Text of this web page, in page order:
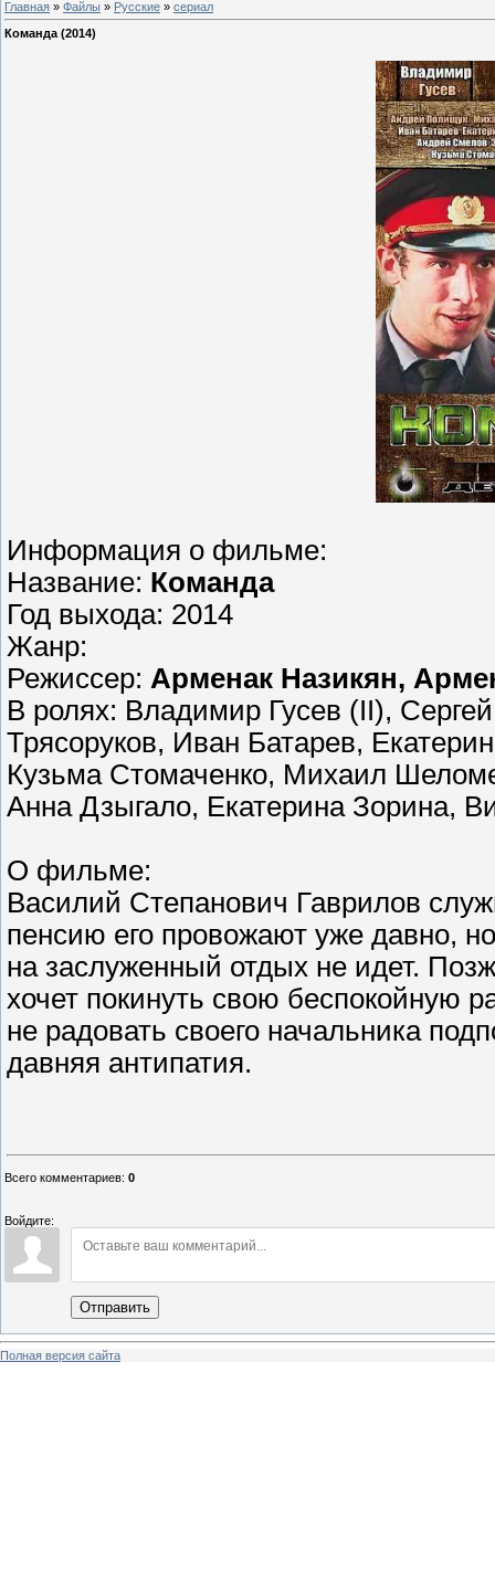
Главная » Файлы » Русские » сериал
Команда (2014)
Информация о фильме:
Название: Команда
Год выхода: 2014
Жанр:
Режиссер: Арменак Назикян,
В ролях: Владимир Гусев (II),
Трясоруков, Иван Батарев,
Кузьма Стомаченко, Михаил
Анна Дзыгало, Екатерина Зорина,
О фильме:
Василий Степанович Гаврилов
пенсию его провожают уже давно,
на заслуженный отдых не идет.
хочет покинуть свою беспокойную
не радовать своего начальника
давняя антипатия.
Всего комментариев: 0
Войдите:
Отправить
Полная версия сайта